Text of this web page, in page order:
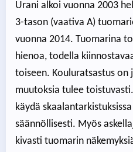
Urani alkoi vuonna 2003
3-tason (vaativa A)
vuonna 2014. Tuomarina
hienoa, todella
toiseen. Kouluratsastus on
muutoksia tulee
käydä
säännöllisesti. Myös
kivasti tuomarin